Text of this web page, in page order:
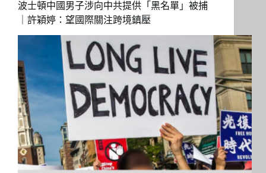
波士頓中國男子涉向中共提供「黑名單」被捕
｜許穎婷：望國際關注跨境鎮壓